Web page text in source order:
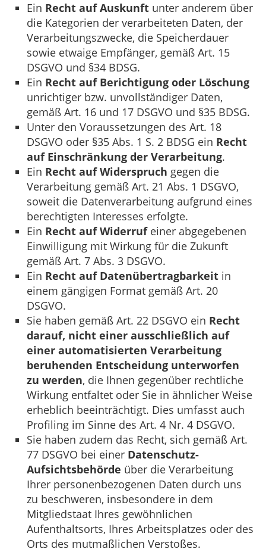
Ein Recht auf Auskunft unter anderem über
die Kategorien der verarbeiteten Daten, der
Verarbeitungszwecke, die Speicherdauer
sowie etwaige Empfänger, gemäß Art. 15
DSGVO und §34 BDSG.
Ein Recht auf Berichtigung oder Löschung
unrichtiger bzw. unvollständiger Daten,
gemäß Art. 16 und 17 DSGVO und §35 BDSG.
Unter den Voraussetzungen des Art. 18
DSGVO oder §35 Abs. 1 S. 2 BDSG ein Recht
auf Einschränkung der Verarbeitung.
Ein Recht auf Widerspruch gegen die
Verarbeitung gemäß Art. 21 Abs. 1 DSGVO,
soweit die Datenverarbeitung aufgrund eines
berechtigten Interesses erfolgte.
Ein Recht auf Widerrufeiner abgegebenen
Einwilligung mit Wirkung für die Zukunft
gemäß Art. 7 Abs. 3 DSGVO.
Ein Recht auf Datenübertragbarkeit in
einem gängigen Format gemäß Art. 20
DSGVO.
Sie haben gemäß Art. 22 DSGVO ein Recht
darauf, nicht einer ausschließlich auf
einer automatisierten Verarbeitung
beruhenden Entscheidung unterworfen
zu werden, die Ihnen gegenüber rechtliche
Wirkung entfaltet oder Sie in ähnlicher Weise
erheblich beeinträchtigt. Dies umfasst auch
Profiling im Sinne des Art. 4 Nr. 4 DSGVO.
Sie haben zudem das Recht, sich gemäß Art.
77 DSGVO bei einer Datenschutz-
Aufsichtsbehörde über die Verarbeitung
Ihrer personenbezogenen Daten durch uns
zu beschweren, insbesondere in dem
Mitgliedstaat Ihres gewöhnlichen
Aufenthaltsorts, Ihres Arbeitsplatzes oder des
Orts des mutmaßlichen Verstoßes.